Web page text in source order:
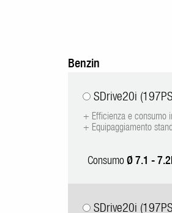
Benzin
SDrive20i
+ Efficienza e consumo
+ Equipaggiamento
ConsumoØ 7.1 -
SDrive20i